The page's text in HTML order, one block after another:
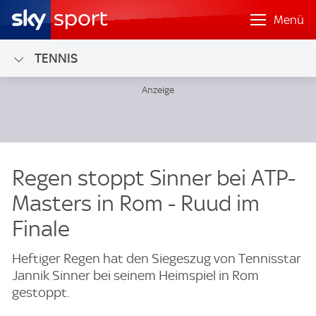
Menü
TENNIS
Regen stoppt Sinner bei ATP-
Masters in Rom - Ruud im
Finale
Heftiger Regen hat den Siegeszug von Tennisstar
Jannik Sinner bei seinem Heimspiel in Rom
gestoppt.